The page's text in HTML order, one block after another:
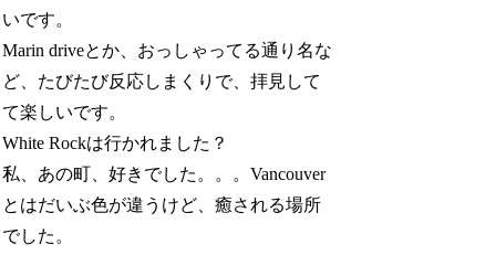
いです。
Marin driveとか、おっしゃってる通り名な
ど、たびたび反応しまくりで、拝見して
て楽しいです。
White Rockは行かれました？
私、あの町、好きでした。。。Vancouver
とはだいぶ色が違うけど、癒される場所
でした。